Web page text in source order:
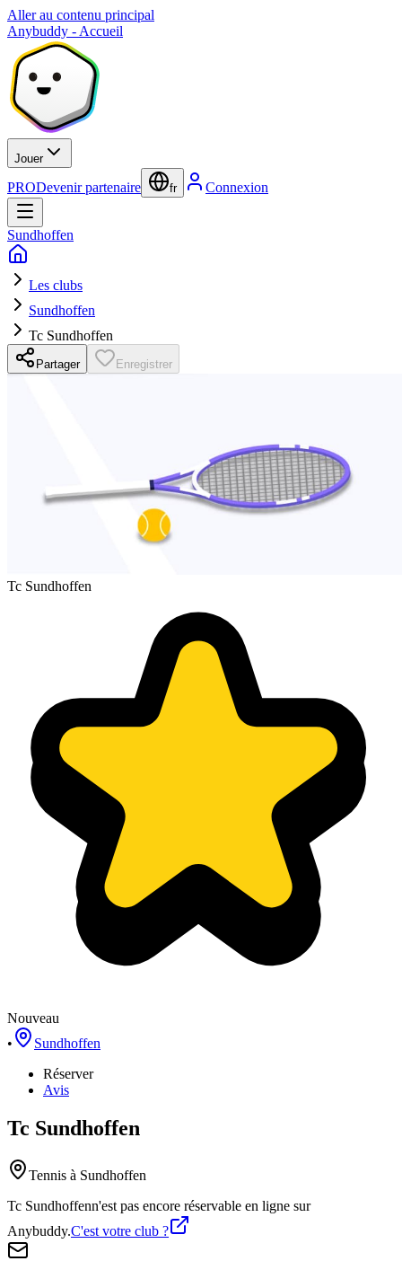
Aller au contenu principal
Anybuddy - Accueil
Jouer
PRODevenir partenaire fr Connexion
Sundhoffen
Les clubs
Sundhoffen
Tc Sundhoffen
Partager Enregistrer
Tc Sundhoffen
Nouveau
•
Sundhoffen
Réserver
Avis
Tc Sundhoffen
Tennis à Sundhoffen
Tc Sundhoffenn'est pas encore réservable en ligne sur
Anybuddy.C'est votre club ?